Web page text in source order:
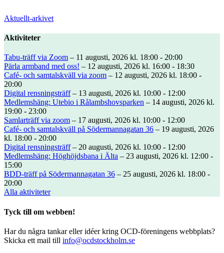
Aktuellt-arkivet
Aktiviteter
Tabu-träff via Zoom – 11 augusti, 2026 kl. 18:00 - 20:00
Pärla armband med oss! – 12 augusti, 2026 kl. 16:00 - 18:30
Café- och samtalskväll via zoom – 12 augusti, 2026 kl. 18:00 -
20:00
Digital rensningsträff– 13 augusti, 2026 kl. 10:00 - 12:00
Medlemshäng: Utebio i Rålambshovsparken – 14 augusti, 2026 kl.
19:00 - 23:00
Samlarträff via zoom – 17 augusti, 2026 kl. 10:00 - 12:00
Café- och samtalskväll på Södermannagatan 36 – 19 augusti, 2026
kl. 18:00 - 20:00
Digital rensningsträff– 20 augusti, 2026 kl. 10:00 - 12:00
Medlemshäng: Höghöjdsbana i Älta – 23 augusti, 2026 kl. 12:00 -
15:00
BDD-träff på Södermannagatan 36 – 25 augusti, 2026 kl. 18:00 -
20:00
Alla aktiviteter
Tyck till om webben!
Har du några tankar eller idéer kring OCD-föreningens webbplats?
Skicka ett mail till info@ocdstockholm.se